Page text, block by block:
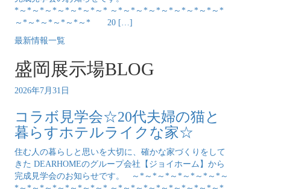
*～*～*～*～*～*～*～* ～*～*～*～*～*～*～*～*～*
～*～*～*～*～*～* 20 […]
最新情報一覧
盛岡展示場BLOG
2026年7月31日
コラボ見学会☆20代夫婦の猫と
暮らすホテルライクな家☆
住む人の暮らしと思いを大切に、確かな家づくりをして
きた DEARHOMEのグループ会社【ジョイホーム】から
完成見学会のお知らせです。 ～*～*～*～*～*～*～*～